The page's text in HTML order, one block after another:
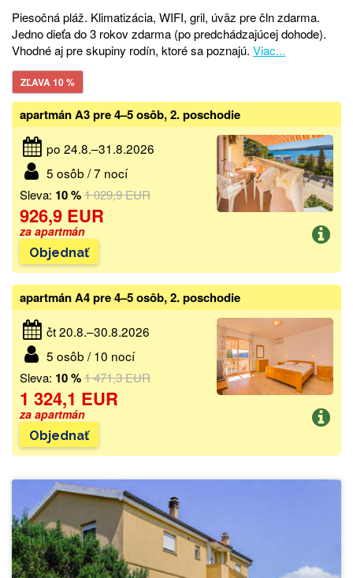
Piesočná pláž. Klimatizácia, WIFI, gril, úväz pre čln zdarma.
Jedno dieťa do 3 rokov zdarma (po predchádzajúcej dohode).
Vhodné aj pre skupiny rodín, ktoré sa poznajú. Viac...
ZĽAVA 10 %
apartmán A3 pre 4–5 osôb, 2. poschodie
po 24.8.–31.8.2026
5 osôb / 7 nocí
Sleva: 10 %1 029,9 EUR
926,9 EUR
za apartmán
Objednať
apartmán A4 pre 4–5 osôb, 2. poschodie
čt 20.8.–30.8.2026
5 osôb / 10 nocí
Sleva: 10 %1 471,3 EUR
1 324,1 EUR
za apartmán
Objednať